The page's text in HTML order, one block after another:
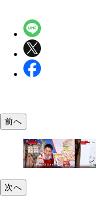
前へ
次へ